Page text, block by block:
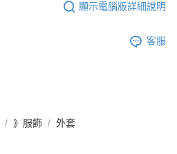
顯示電腦版詳細說明
客服
》服飾 外套